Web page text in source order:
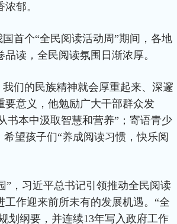
郁。
首个“全民阅读活动周”期间，各地
读，全民阅读氛围日渐浓厚。
们的民族精神就会厚重起来、深邃
要意义，他勉励广大干部群众发
书本中汲取智慧和营养”；寄语青少
望孩子们“养成阅读习惯，快乐阅
”，习近平总书记引领推动全民阅读
作迎来前所未有的发展机遇。“全
划纲要，并连续13年写入政府工作